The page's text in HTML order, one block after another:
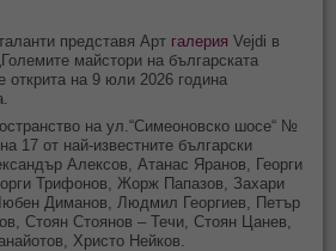
представя Арт галерияVejdi в
„Големите майстори на българската
открита на 9 юли 2026 година
на ул.“Симеоновско шосе“ №
17 от най-известните български
Алексов, Атанас Яранов, Георги
Трифонов, Жорж Папазов, Захари
Диманов, Людмил Георгиев, Петър
Стоян Стоянов – Течи, Стоян Цанев,
Христо Нейков.